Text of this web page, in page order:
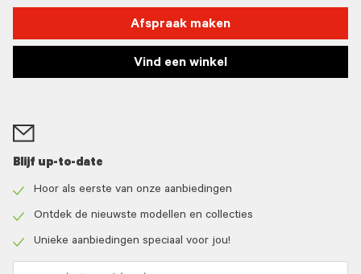
Afspraak maken
Vind een winkel
Blijf up-to-date
icon
Hoor als eerste van onze aanbiedingen
icon
Ontdek de nieuwste modellen en collecties
Unieke aanbiedingen speciaal voor jou!